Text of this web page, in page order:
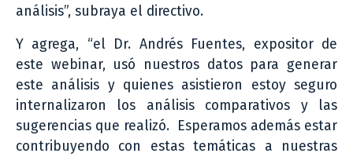
análisis”, subraya el directivo.
Y agrega, “el Dr. Andrés Fuentes, expositor de
este webinar, usó nuestros datos para generar
este análisis y quienes asistieron estoy seguro
internalizaron los análisis comparativos y las
sugerencias que realizó. Esperamos además estar
contribuyendo con estas temáticas a nuestras